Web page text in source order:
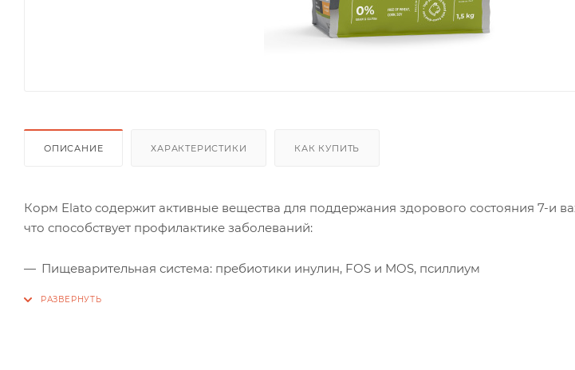
ОПИСАНИЕ ХАРАКТЕРИСТИКИ КАК КУПИТЬ
Корм Elato содержит активные вещества для поддержания здорового состояния 7-и
что способствует профилактике заболеваний:
Пищеварительная система: пребиотики инулин, FOS и MOS, псиллиум
Сердечно-сосудистая система: таурин, антиоксиданты